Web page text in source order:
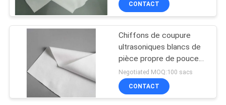
CONTACT
Chiffons de coupure
ultrasoniques blancs de
pièce propre de pouce
9*9
Negotiated MOQ:100 sacs
CONTACT